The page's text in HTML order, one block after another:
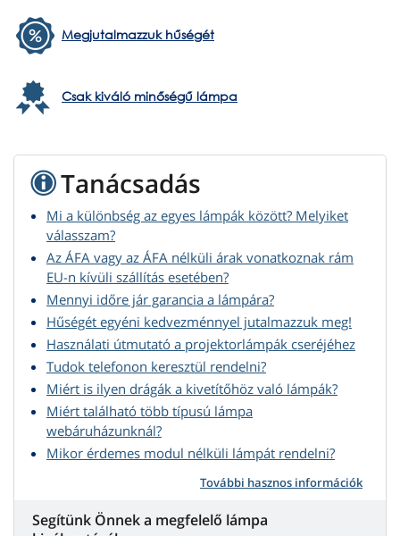
Megjutalmazzuk hűségét
Csak kiváló minőségű lámpa
Tanácsadás
Mi a különbség az egyes lámpák között? Melyiket
válasszam?
Az ÁFA vagy az ÁFA nélküli árak vonatkoznak rám
EU-n kívüli szállítás esetében?
Mennyi időre jár garancia a lámpára?
Hűségét egyéni kedvezménnyel jutalmazzuk meg!
Használati útmutató a projektorlámpák cseréjéhez
Tudok telefonon keresztül rendelni?
Miért is ilyen drágák a kivetítőhöz való lámpák?
Miért található több típusú lámpa
webáruházunknál?
Mikor érdemes modul nélküli lámpát rendelni?
További hasznos információk
Segítünk Önnek a megfelelő lámpa